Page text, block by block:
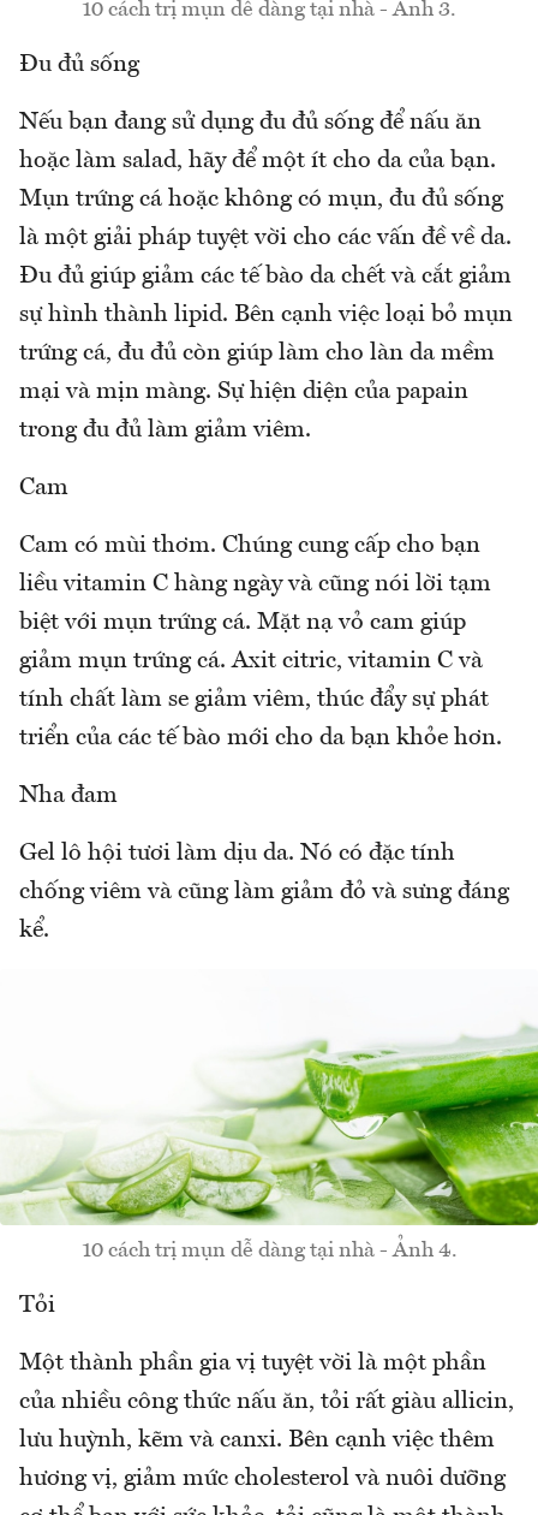
10 cách trị mụn dễ dàng tại nhà - Ảnh 3.
Đu đủ sống
Nếu bạn đang sử dụng đu đủ sống để nấu ăn
hoặc làm salad, hãy để một ít cho da của bạn.
Mụn trứng cá hoặc không có mụn, đu đủ sống
là một giải pháp tuyệt vời cho các vấn đề về da.
Đu đủ giúp giảm các tế bào da chết và cắt giảm
sự hình thành lipid. Bên cạnh việc loại bỏ mụn
trứng cá, đu đủ còn giúp làm cho làn da mềm
mại và mịn màng. Sự hiện diện của papain
trong đu đủ làm giảm viêm.
Cam
Cam có mùi thơm. Chúng cung cấp cho bạn
liều vitamin C hàng ngày và cũng nói lời tạm
biệt với mụn trứng cá. Mặt nạ vỏ cam giúp
giảm mụn trứng cá. Axit citric, vitamin C và
tính chất làm se giảm viêm, thúc đẩy sự phát
triển của các tế bào mới cho da bạn khỏe hơn.
Nha đam
Gel lô hội tươi làm dịu da. Nó có đặc tính
chống viêm và cũng làm giảm đỏ và sưng đáng
kể.
10 cách trị mụn dễ dàng tại nhà - Ảnh 4.
Tỏi
Một thành phần gia vị tuyệt vời là một phần
của nhiều công thức nấu ăn, tỏi rất giàu allicin,
lưu huỳnh, kẽm và canxi. Bên cạnh việc thêm
hương vị, giảm mức cholesterol và nuôi dưỡng